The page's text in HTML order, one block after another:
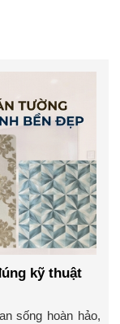
kỹ thuật
sống hoàn hảo,